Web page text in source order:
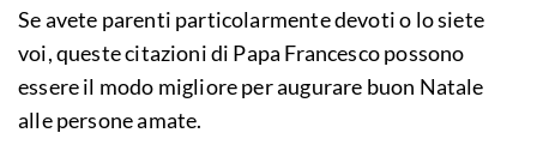
Se avete parenti particolarmente devoti o lo siete
voi, queste citazioni di Papa Francesco possono
essere il modo migliore per augurare buon Natale
alle persone amate.